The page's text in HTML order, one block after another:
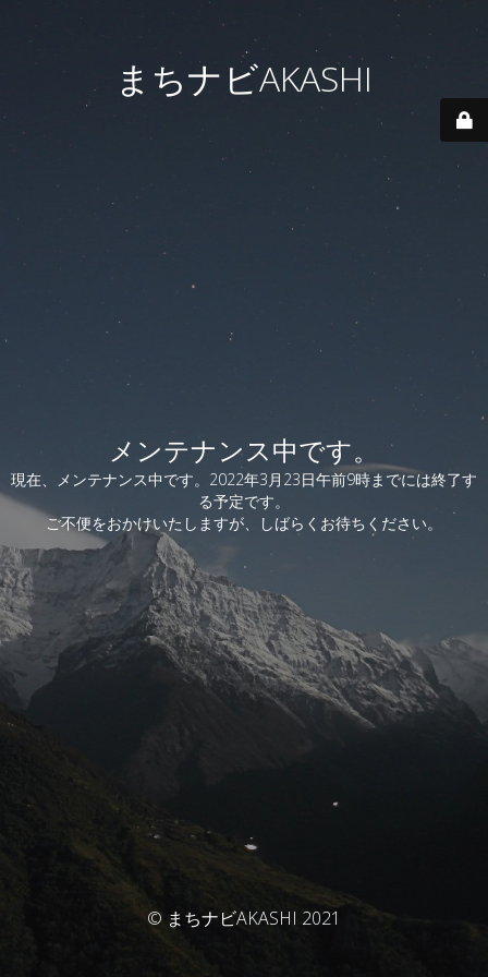
まちナビAKASHI
メンテナンス中です。
現在、メンテナンス中です。2022年3月23日午前9時までには終了す
る予定です。
ご不便をおかけいたしますが、しばらくお待ちください。
© まちナビAKASHI 2021